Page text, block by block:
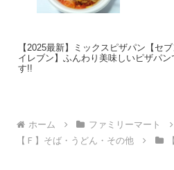
【2025最新】ミックスピザパン【セブ
イレブン】ふんわり美味しいピザパン
す!!
ホーム ファミリーマート
【Ｆ】そば・うどん・その他